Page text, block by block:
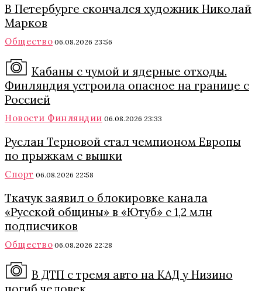
В Петербурге скончался художник Николай
Марков
Общество 06.08.2026 23:56
Кабаны с чумой и ядерные отходы.
Финляндия устроила опасное на границе с
Россией
Новости Финляндии 06.08.2026 23:33
Руслан Терновой стал чемпионом Европы
по прыжкам с вышки
Спорт 06.08.2026 22:58
Ткачук заявил о блокировке канала
«Русской общины» в «Ютуб» с 1,2 млн
подписчиков
Общество 06.08.2026 22:28
В ДТП с тремя авто на КАД у Низино